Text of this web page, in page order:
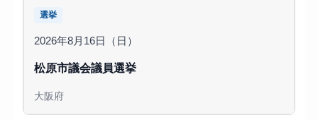
選挙
2026年8月16日（日）
松原市議会議員選挙
大阪府